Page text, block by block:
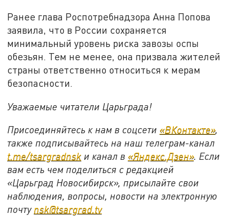
Ранее глава Роспотребнадзора Анна Попова
заявила, что в России сохраняется
минимальный уровень риска завозы оспы
обезьян. Тем не менее, она призвала жителей
страны ответственно относиться к мерам
безопасности.
Уважаемые читатели Царьграда!
Присоединяйтесь к нам в соцсети «ВКонтакте»,
также подписывайтесь на наш телеграм-канал
t.me/tsargradnsk и канал в «Яндекс.Дзен». Если
вам есть чем поделиться с редакцией
«Царьград Новосибирск», присылайте свои
наблюдения, вопросы, новости на электронную
почту nsk@tsargrad.tv